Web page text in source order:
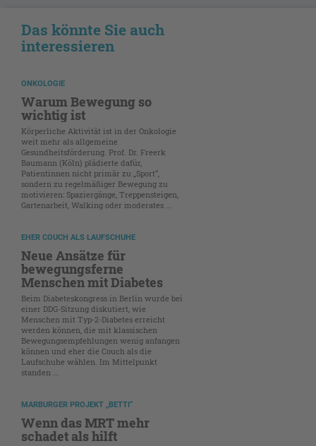
Das könnte Sie auch
interessieren
ONKOLOGIE
Warum Bewegung so
wichtig ist
Körperliche Aktivität ist in der Onkologie
weit mehr als allgemeine
Gesundheitsförderung. Prof. Dr. Freerk
Baumann (Köln) plädierte dafür,
Patientinnen nicht primär zu „Sport“,
sondern zu regelmäßiger Bewegung zu
motivieren: Spaziergänge, Treppensteigen,
Gartenarbeit, Walking oder moderates ...
EHER COUCH ALS LAUFSCHUHE
Neue Ansätze für
bewegungsferne
Menschen mit Diabetes
Beim Diabeteskongress in Berlin wurde bei
einer DDG-Sitzung diskutiert, wie
Menschen mit Typ-2-Diabetes erreicht
werden können, die mit klassischen
Bewegungsempfehlungen wenig anfangen
können und eher die Couch als die
Laufschuhe wählen. Im Mittelpunkt
standen ...
MARBURGER PROJEKT „BETTI“
Wenn das MRT mehr
schadet als hilft